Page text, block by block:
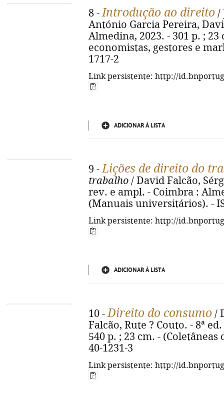
8 -Introdução ao direito /
António Garcia Pereira,
Almedina, 2023. - 301 p. ;
economistas, gestores e
1717-2
Link persistente: http://
ADICIONAR À LISTA
9 -Lições de direito do
trabalho / David Falcão,
rev. e ampl. - Coimbra :
(Manuais universitários). -
Link persistente: http://
ADICIONAR À LISTA
10 -Direito do consumo /
Falcão, Rute ? Couto. - 8ª
540 p. ; 23 cm. - (Coletâneas
40-1231-3
Link persistente: http://